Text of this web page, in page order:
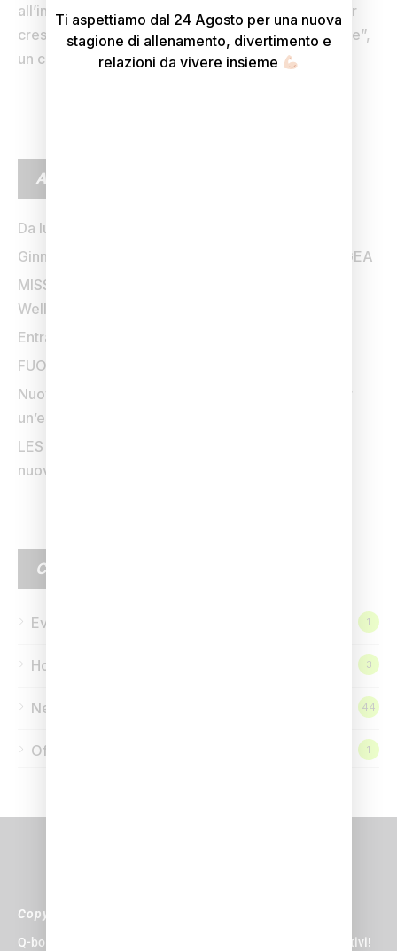
all’interno del progetto “Q-bo Futura – percorsi per
crescere”, ti proponiamo “GENITORI in-formazione”,
un ciclo di incontri […]
ARTICOLI RECENTI
Da lunedì 24 agosto il tuo benessere inizia prima
Ginnastica Evolutiva Antalgica: dal 6 luglio arriva GEA
MISSIONE 15: la sfida dell’estate firmata Q-bo
Wellness
Entra in vigore dal 1 Giugno
FUORI DI FITNESS sta tornando
Nuovo olio da massaggio: zafferano e vaniglia per
un’esperienza sensoriale unica
LES MILLS YOGA arriva da Q-bo Wellness: il tuo
nuovo modo di praticare Yoga
CATEGORIE
Eventi 1
Homepage 3
News 44
Offerte 1
Copyright © 2024 Q-bo Wellness
Q-bo non è solo un centro sportivo, è il paradiso per gli sportivi!
Ti aspettiamo dal 24 Agosto per una nuova
stagione di allenamento, divertimento e
relazioni da vivere insieme